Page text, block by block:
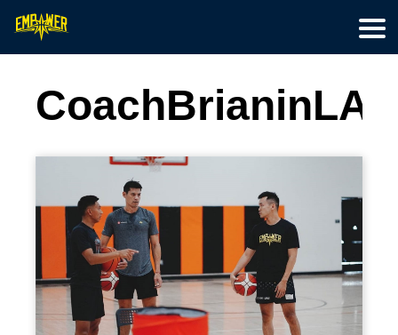
首頁
籃球訓練
特色營隊
最新文章
線上教學
關於我們
會員專區
CoachBrianinLA